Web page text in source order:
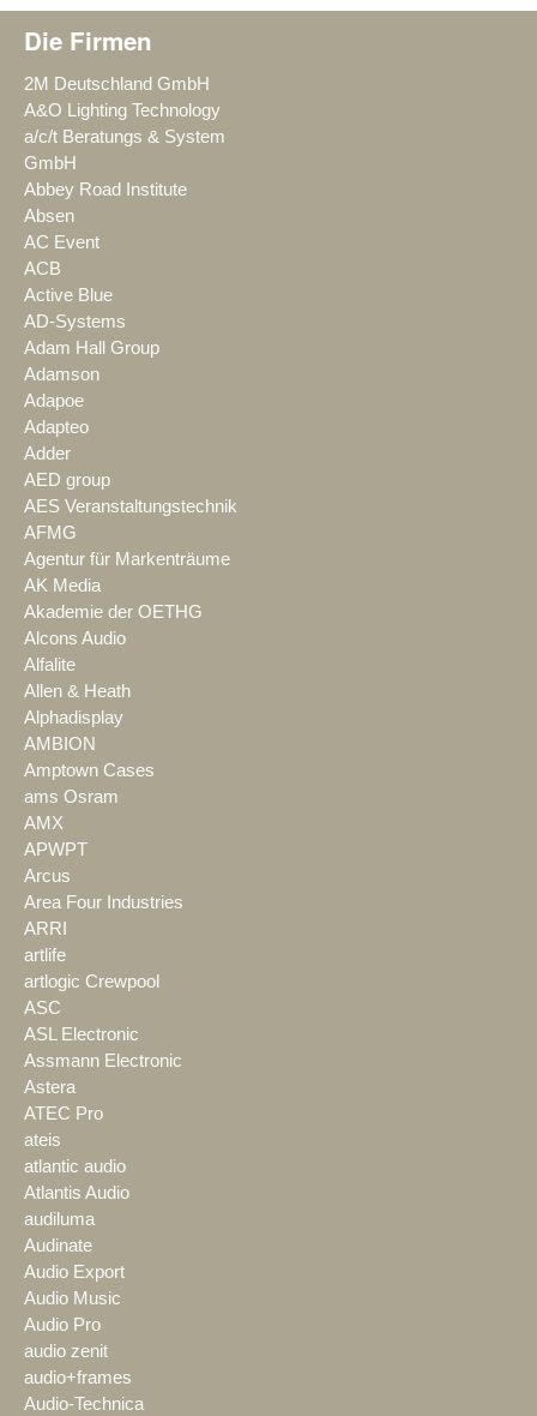
Die Firmen
2M Deutschland GmbH
A&O Lighting Technology
a/c/t Beratungs & System
GmbH
Abbey Road Institute
Absen
AC Event
ACB
Active Blue
AD-Systems
Adam Hall Group
Adamson
Adapoe
Adapteo
Adder
AED group
AES Veranstaltungstechnik
AFMG
Agentur für Markenträume
AK Media
Akademie der OETHG
Alcons Audio
Alfalite
Allen & Heath
Alphadisplay
AMBION
Amptown Cases
ams Osram
AMX
APWPT
Arcus
Area Four Industries
ARRI
artlife
artlogic Crewpool
ASC
ASL Electronic
Assmann Electronic
Astera
ATEC Pro
ateis
atlantic audio
Atlantis Audio
audiluma
Audinate
Audio Export
Audio Music
Audio Pro
audio zenit
audio+frames
Audio-Technica